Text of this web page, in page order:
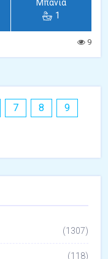
Μπάνια
1
9
7 8
9
(1307)
(118)